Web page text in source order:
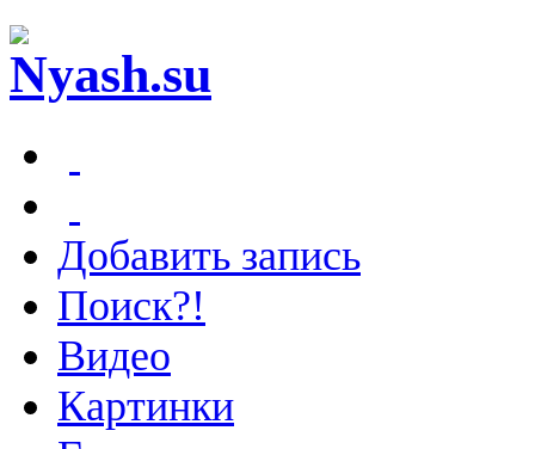
Добавить запись
Поиск?!
Видео
Картинки